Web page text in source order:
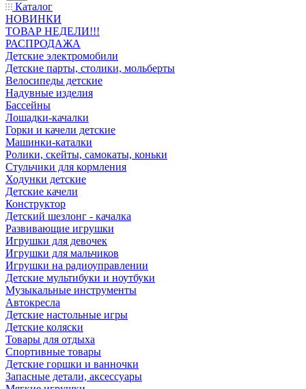
Каталог
НОВИНКИ
ТОВАР НЕДЕЛИ!!!
РАСПРОДАЖА
Детские электромобили
Детские парты, столики, мольберты
Велосипеды детские
Надувные изделия
Бассейны
Лошадки-качалки
Горки и качели детские
Машинки-каталки
Ролики, скейты, самокаты, коньки
Стульчики для кормления
Ходунки детские
Детские качели
Конструктор
Детский шезлонг - качалка
Развивающие игрушки
Игрушки для девочек
Игрушки для мальчиков
Игрушки на радиоуправлении
Детские мультибуки и ноутбуки
Музыкальные инструменты
Автокресла
Детские настольные игры
Детские коляски
Товары для отдыха
Спортивные товары
Детские горшки и ванночки
Запасные детали, аксессуары